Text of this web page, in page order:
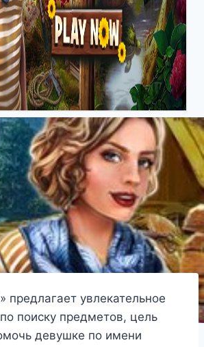
предлагает увлекательное
поиску предметов, цель
девушке по имени